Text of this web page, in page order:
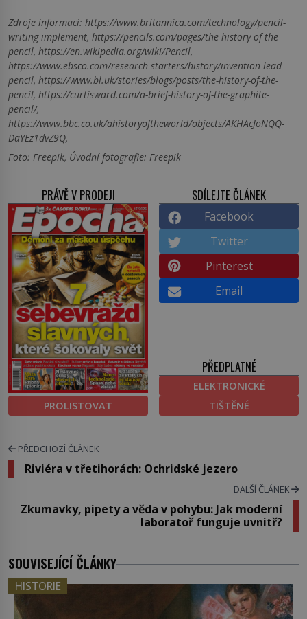
Zdroje informací: https://www.britannica.com/technology/pencil-
writing-implement, https://pencils.com/pages/the-history-of-the-
pencil, https://en.wikipedia.org/wiki/Pencil,
https://www.ebsco.com/research-starters/history/invention-lead-
pencil, https://www.bl.uk/stories/blogs/posts/the-history-of-the-
pencil, https://curtisward.com/a-brief-history-of-the-graphite-
pencil/,
https://www.bbc.co.uk/ahistoryoftheworld/objects/AKHAcJoNQQ-
DaYEz1dvZ9Q,
Foto: Freepik, Úvodní fotografie: Freepik
PRÁVĚ V PRODEJI
PROLISTOVAT
SDÍLEJTE ČLÁNEK
Facebook
Twitter
Pinterest
Email
PŘEDPLATNÉ
ELEKTRONICKÉ
TIŠTĚNÉ
PŘEDCHOZÍ ČLÁNEK
Riviéra v třetihorách: Ochridské jezero
DALŠÍ ČLÁNEK
Zkumavky, pipety a věda v pohybu: Jak moderní
laboratoř funguje uvnitř?
SOUVISEJÍCÍ ČLÁNKY
HISTORIE